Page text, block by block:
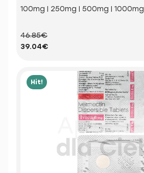
100mg | 250mg | 500mg | 1000mg
46.85€
39.04€
Hit!